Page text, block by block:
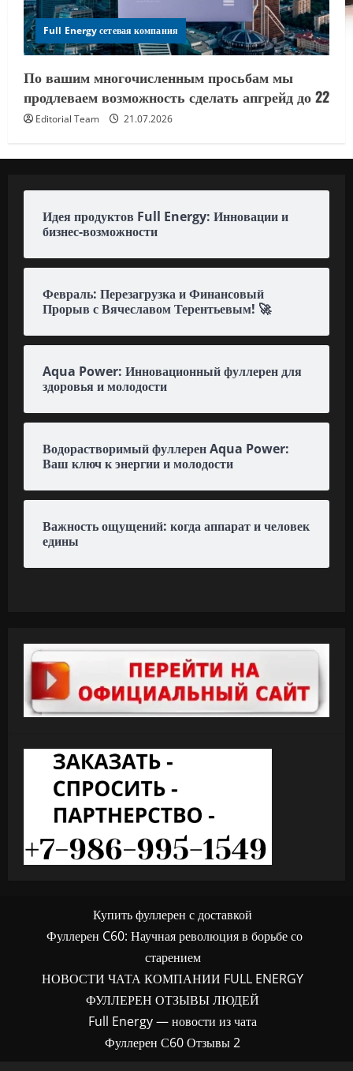
Full Energy сетевая компания
По вашим многочисленным просьбам мы
продлеваем возможность сделать апгрейд до 22
Editorial Team 21.07.2026
Идея продуктов Full Energy: Инновации и
бизнес-возможности
Февраль: Перезагрузка и Финансовый
Прорыв с Вячеславом Терентьевым! 🚀
Aqua Power: Инновационный фуллерен для
здоровья и молодости
Водорастворимый фуллерен Aqua Power:
Ваш ключ к энергии и молодости
Важность ощущений: когда аппарат и человек
едины
Купить фуллерен с доставкой
Фуллерен C60: Научная революция в борьбе со
старением
НОВОСТИ ЧАТА КОМПАНИИ FULL ENERGY
ФУЛЛЕРЕН ОТЗЫВЫ ЛЮДЕЙ
Full Energy — новости из чата
Фуллерен С60 Отзывы 2